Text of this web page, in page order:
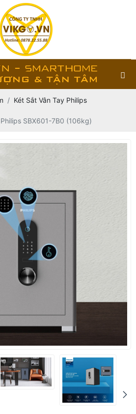
Két Sắt Vân Tay Philips
SBX601-7B0 (106kg)